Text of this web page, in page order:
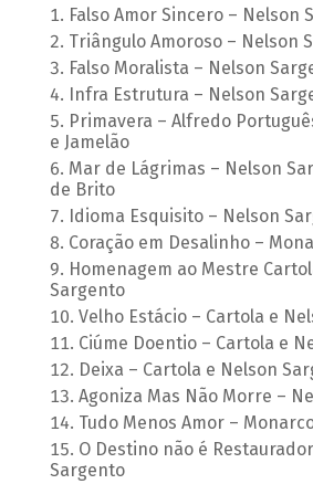
Falso Amor Sincero – Nelson
Triângulo Amoroso – Nelson
Falso Moralista – Nelson
Infra Estrutura – Nelson
Primavera – Alfredo
e Jamelão
Mar de Lágrimas – Nelson
de Brito
Idioma Esquisito – Nelson
Coração em Desalinho –
Homenagem ao Mestre
Sargento
Velho Estácio – Cartola e
Ciúme Doentio – Cartola e
Deixa – Cartola e Nelson
Agoniza Mas Não Morre –
Tudo Menos Amor –
O Destino não é
Sargento